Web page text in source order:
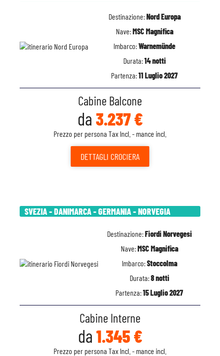
Destinazione:Nord Europa
Nave:MSC Magnifica
Imbarco:Warnemünde
Durata:14 notti
Partenza:11 Luglio 2027
Cabine Balcone
da 3.237 €
Prezzo per persona Tax Incl. - mance incl.
DETTAGLI CROCIERA
SVEZIA - DANIMARCA - GERMANIA - NORVEGIA
Destinazione:Fiordi Norvegesi
Nave:MSC Magnifica
Imbarco:Stoccolma
Durata:8 notti
Partenza:15 Luglio 2027
Cabine Interne
da 1.345 €
Prezzo per persona Tax Incl. - mance incl.